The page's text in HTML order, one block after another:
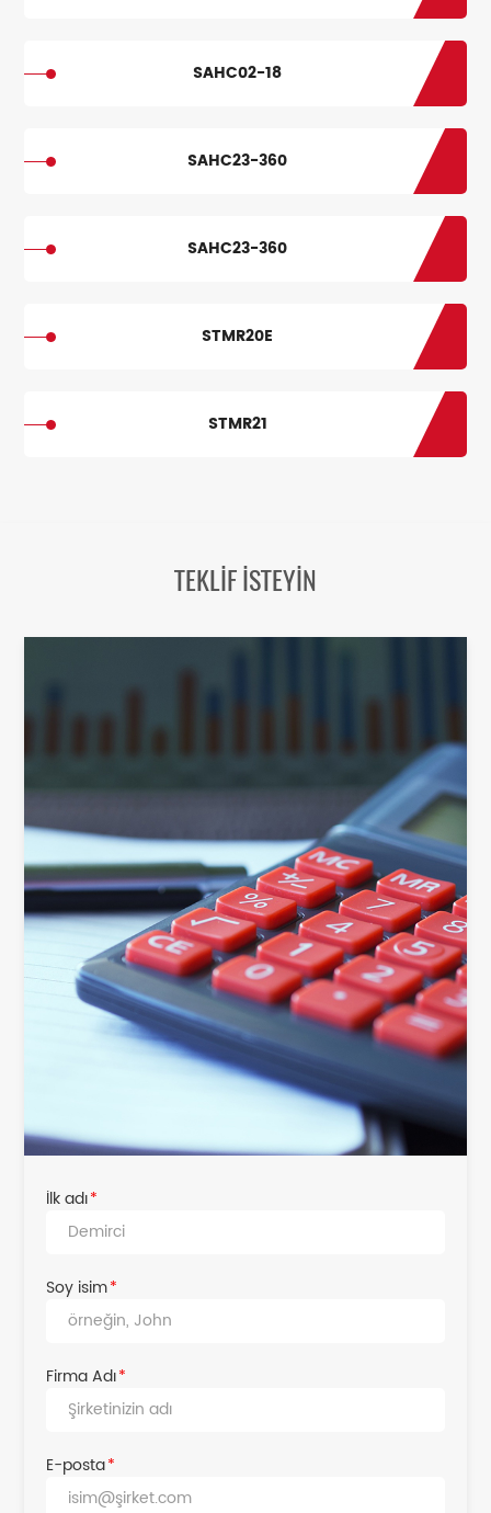
SAHC02-18
SAHC23-360
SAHC23-360
STMR20E
STMR21
TEKLİF İSTEYİN
İlk adı*
Soy isim*
Firma Adı*
E-posta*